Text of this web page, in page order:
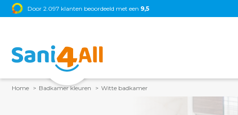
Door 2.097 klanten beoordeeld met een 9,5
Home Badkamer kleuren Witte badkamer